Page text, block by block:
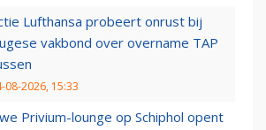
Lufthansa probeert onrust bij
vakbond over overname TAP
08-2026, 15:33
Privium-lounge op Schiphol opent